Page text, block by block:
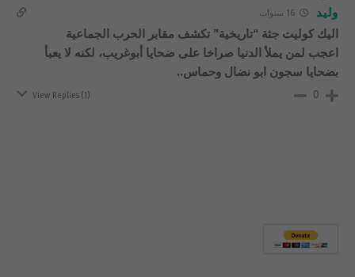
وليد 16 سنوات
اليك كوليت جثة “تاريخية” تكشف مقابر الحرب الجماعية
اعجب لمن يملأ الدنيا صراخا على ضحايا أبوغريب، لكنه لا يعبأ
بضحايا سجون ابو نضال وحماس..
0
View Replies (1)